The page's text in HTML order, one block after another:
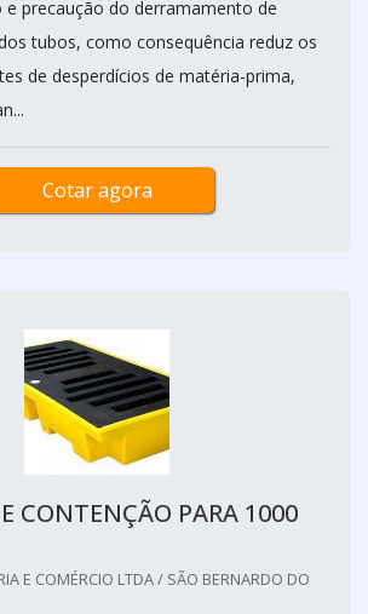
e precaução do derramamento de
tubos, como consequência reduz os
de desperdícios de matéria-prima,
Cotar agora
CONTENÇÃO PARA 1000
E COMÉRCIO LTDA / SÃO BERNARDO DO